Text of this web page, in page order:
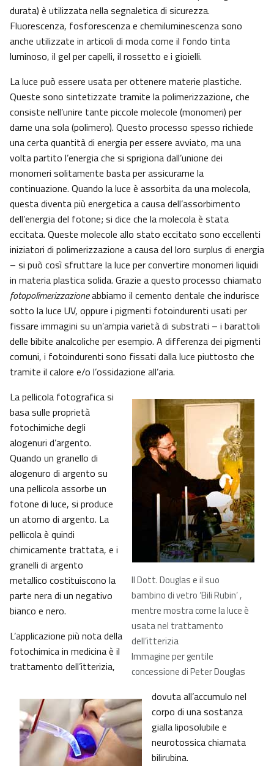
durata) è utilizzata nella segnaletica di sicurezza.
Fluorescenza, fosforescenza e chemiluminescenza sono
anche utilizzate in articoli di moda come il fondo tinta
luminoso, il gel per capelli, il rossetto e i gioielli.
La luce può essere usata per ottenere materie plastiche.
Queste sono sintetizzate tramite la polimerizzazione, che
consiste nell’unire tante piccole molecole (monomeri) per
darne una sola (polimero). Questo processo spesso richiede
una certa quantità di energia per essere avviato, ma una
volta partito l’energia che si sprigiona dall’unione dei
monomeri solitamente basta per assicurarne la
continuazione. Quando la luce è assorbita da una molecola,
questa diventa più energetica a causa dell’assorbimento
dell’energia del fotone; si dice che la molecola è stata
eccitata. Queste molecole allo stato eccitato sono eccellenti
iniziatori di polimerizzazione a causa del loro surplus di energia
– si può così sfruttare la luce per convertire monomeri liquidi
in materia plastica solida. Grazie a questo processo chiamato
fotopolimerizzazioneabbiamo il cemento dentale che indurisce
sotto la luce UV, oppure i pigmenti fotoindurenti usati per
fissare immagini su un’ampia varietà di substrati – i barattoli
delle bibite analcoliche per esempio. A differenza dei pigmenti
comuni, i fotoindurenti sono fissati dalla luce piuttosto che
tramite il calore e/o l’ossidazione all’aria.
Il Dott. Douglas e il suo
bambino di vetro ‘Bili Rubin’ ,
mentre mostra come la luce è
usata nel trattamento
dell’itterizia
Immagine per gentile
concessione di Peter Douglas
La pellicola fotografica si
basa sulle proprietà
fotochimiche degli
alogenuri d’argento.
Quando un granello di
alogenuro di argento su
una pellicola assorbe un
fotone di luce, si produce
un atomo di argento. La
pellicola è quindi
chimicamente trattata, e i
granelli di argento
metallico costituiscono la
parte nera di un negativo
bianco e nero.
L’applicazione più nota della
fotochimica in medicina è il
trattamento dell’itterizia,
dovuta all’accumulo nel
corpo di una sostanza
gialla liposolubile e
neurotossica chiamata
bilirubina.